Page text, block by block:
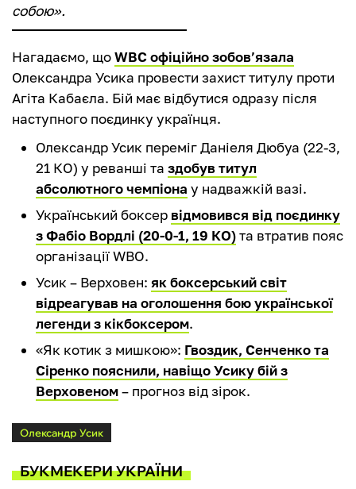
собою».
Нагадаємо, щоWBC офіційно зобов’язала
Олександра Усика провести захист титулу проти
Агіта Кабаєла. Бій має відбутися одразу після
наступного поєдинку українця.
Олександр Усик переміг Даніеля Дюбуа (22-3,
21 КО) у реванші та здобув титул
абсолютного чемпіона у надважкій вазі.
Український боксер відмовився від поєдинку
з Фабіо Вордлі (20-0-1, 19 КО)та втратив пояс
організації WBO.
Усик – Верховен: як боксерський світ
відреагував на оголошення бою української
легенди з кікбоксером.
«Як котик з мишкою»: Гвоздик, Сенченко та
Сіренко пояснили, навіщо Усику бій з
Верховеном– прогноз від зірок.
Олександр Усик
БУКМЕКЕРИ УКРАЇНИ